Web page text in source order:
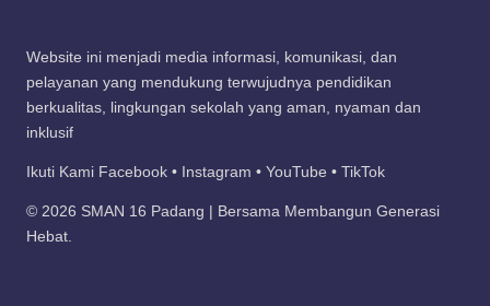
Website ini menjadi media informasi, komunikasi, dan
pelayanan yang mendukung terwujudnya pendidikan
berkualitas, lingkungan sekolah yang aman, nyaman dan
inklusif
Ikuti Kami Facebook • Instagram • YouTube • TikTok
© 2026 SMAN 16 Padang | Bersama Membangun Generasi
Hebat.